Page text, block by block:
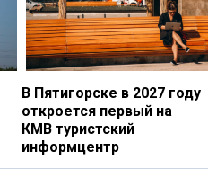
В Пятигорске в 2027 году
откроется первый на
КМВ туристский
информцентр